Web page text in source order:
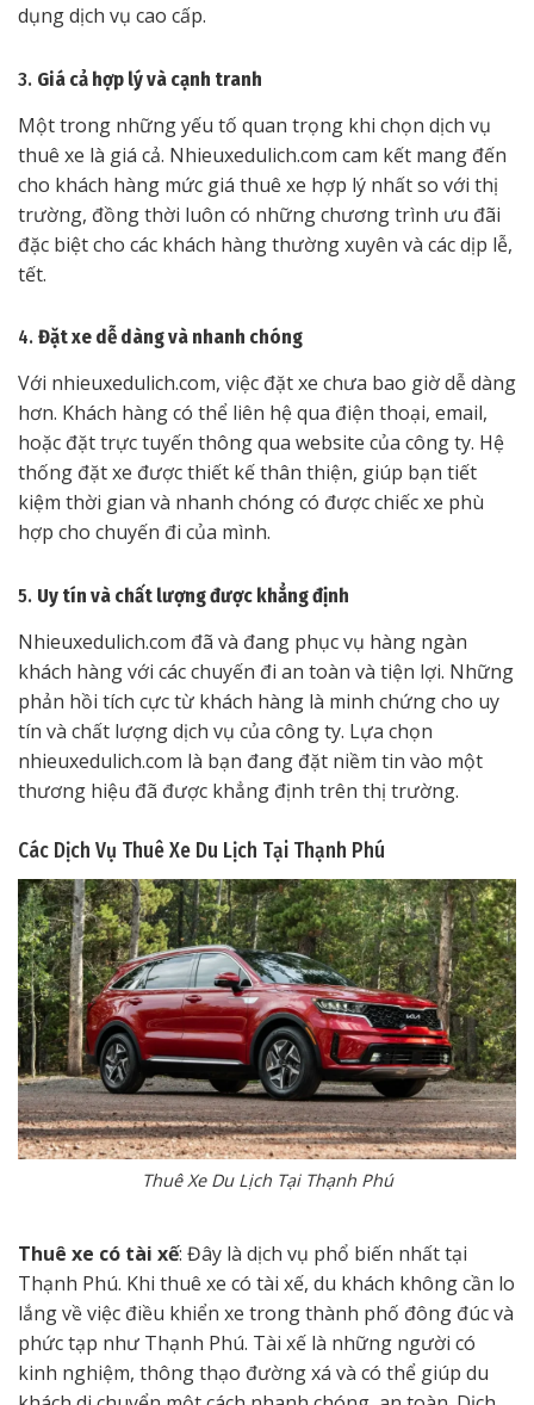
dụng dịch vụ cao cấp.
3. Giá cả hợp lý và cạnh tranh
Một trong những yếu tố quan trọng khi chọn dịch vụ
thuê xe là giá cả. Nhieuxedulich.com cam kết mang đến
cho khách hàng mức giá thuê xe hợp lý nhất so với thị
trường, đồng thời luôn có những chương trình ưu đãi
đặc biệt cho các khách hàng thường xuyên và các dịp lễ,
tết.
4. Đặt xe dễ dàng và nhanh chóng
Với nhieuxedulich.com, việc đặt xe chưa bao giờ dễ dàng
hơn. Khách hàng có thể liên hệ qua điện thoại, email,
hoặc đặt trực tuyến thông qua website của công ty. Hệ
thống đặt xe được thiết kế thân thiện, giúp bạn tiết
kiệm thời gian và nhanh chóng có được chiếc xe phù
hợp cho chuyến đi của mình.
5. Uy tín và chất lượng được khẳng định
Nhieuxedulich.com đã và đang phục vụ hàng ngàn
khách hàng với các chuyến đi an toàn và tiện lợi. Những
phản hồi tích cực từ khách hàng là minh chứng cho uy
tín và chất lượng dịch vụ của công ty. Lựa chọn
nhieuxedulich.com là bạn đang đặt niềm tin vào một
thương hiệu đã được khẳng định trên thị trường.
Các Dịch Vụ Thuê Xe Du Lịch Tại Thạnh Phú
Thuê Xe Du Lịch Tại Thạnh Phú
Thuê xe có tài xế: Đây là dịch vụ phổ biến nhất tại
Thạnh Phú. Khi thuê xe có tài xế, du khách không cần lo
lắng về việc điều khiển xe trong thành phố đông đúc và
phức tạp như Thạnh Phú. Tài xế là những người có
kinh nghiệm, thông thạo đường xá và có thể giúp du